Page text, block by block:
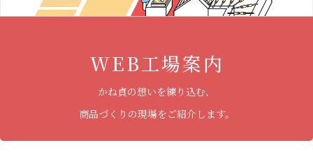
WEB工場案内
かね貞の想いを練り込む、
商品づくりの現場をご紹介します。